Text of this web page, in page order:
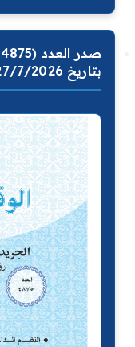
بتاريخ 27/7/2026